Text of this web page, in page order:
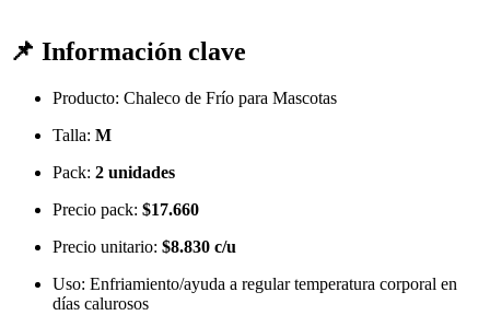
📌 Información clave
Producto: Chaleco de Frío para Mascotas
Talla: M
Pack: 2 unidades
Precio pack: $17.660
Precio unitario: $8.830 c/u
Uso: Enfriamiento/ayuda a regular temperatura corporal en
días calurosos